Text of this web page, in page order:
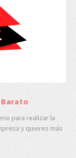
para realizar la
y quieres más